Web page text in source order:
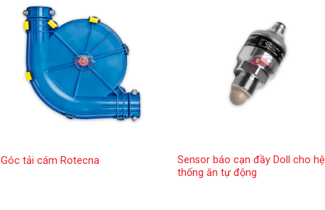
Góc tải cám Rotecna
Sensor báo cạn đầy Doll cho hệ
thống ăn tự động